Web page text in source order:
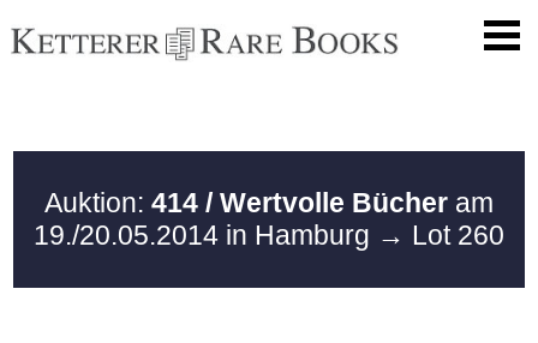
Auktion: 414 / Wertvolle Bücher am
19./20.05.2014 in Hamburg → Lot 260